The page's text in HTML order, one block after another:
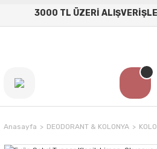
3000 TL ÜZERİ
Anasayfa DEODORANT & KOLONYA